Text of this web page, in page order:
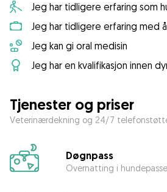
Jeg har tidligere erfaring som
Jeg har tidligere erfaring med
Jeg kan gi oral medisin
Jeg har en kvalifikasjon innen
Tjenester og priser
Veterinærdekning og 24/7
Døgnpass
Overnatting i